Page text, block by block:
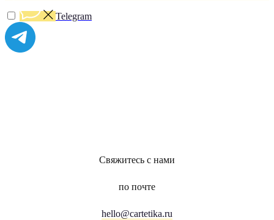
Telegram
Свяжитесь с нами
по почте
hello@cartetika.ru